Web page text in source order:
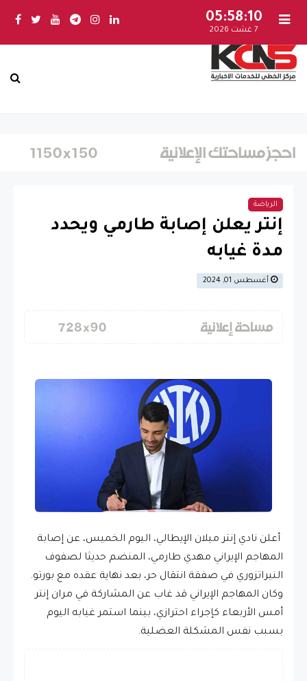
05:58:10
7 غشت 2026
الرياضة
إنتر يعلن إصابة طارمي ويحدد
مدة غيابه
أغسطس 01, 2024
أعلن نادي إنتر ميلان الإيطالي، اليوم الخميس، عن إصابة
المهاجم الإيراني مهدي طارمي، المنضم حديثا لصفوف
النيراتزوري في صفقة انتقال حر، بعد نهاية عقده مع بورتو.
وكان المهاجم الإيراني قد غاب عن المشاركة في مران إنتر
أمس الأربعاء كإجراء احترازي، بينما استمر غيابه اليوم
بسبب نفس المشكلة العضلية.